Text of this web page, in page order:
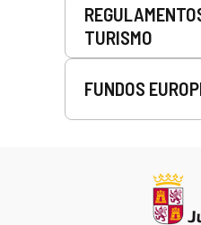
TURISMO
FUNDOS